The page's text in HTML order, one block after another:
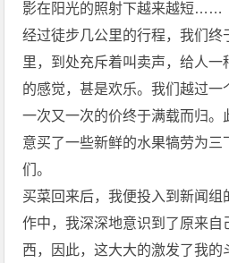
影在阳光的照射下越来越短……
经过徒步几公里的行程，我们终
里，到处充斥着叫卖声，给人一
的感觉，甚是欢乐。我们越过一
一次又一次的价终于满载而归。
意买了一些新鲜的水果犒劳为三
们。
买菜回来后，我便投入到新闻组
作中，我深深地意识到了原来自
西，因此，这大大的激发了我的